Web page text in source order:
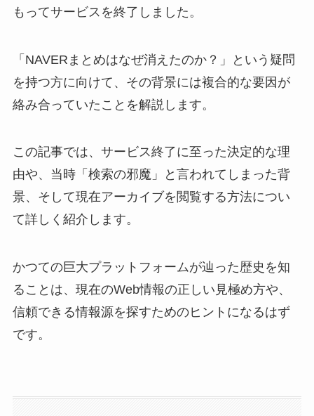
もってサービスを終了しました。
「NAVERまとめはなぜ消えたのか？」という疑問
を持つ方に向けて、その背景には複合的な要因が
絡み合っていたことを解説します。
この記事では、サービス終了に至った決定的な理
由や、当時「検索の邪魔」と言われてしまった背
景、そして現在アーカイブを閲覧する方法につい
て詳しく紹介します。
かつての巨大プラットフォームが辿った歴史を知
ることは、現在のWeb情報の正しい見極め方や、
信頼できる情報源を探すためのヒントになるはず
です。